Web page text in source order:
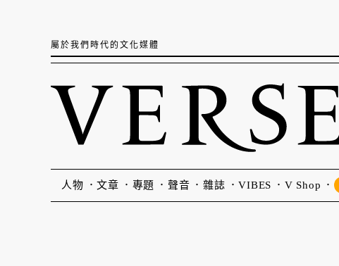
屬於我們時代的文化媒體
人物 文章 專題 聲音 雜誌 VIBES V Shop